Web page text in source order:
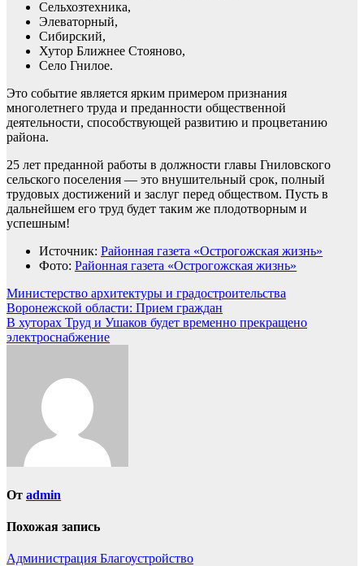
Сельхозтехника,
Элеваторный,
Сибирский,
Хутор Ближнее Стояново,
Село Гнилое.
Это событие является ярким примером признания
многолетнего труда и преданности общественной
деятельности, способствующей развитию и процветанию
района.
25 лет преданной работы в должности главы Гниловского
сельского поселения — это внушительный срок, полный
трудовых достижений и заслуг перед обществом. Пусть в
дальнейшем его труд будет таким же плодотворным и
успешным!
Источник: Районная газета «Острогожская жизнь»
Фото: Районная газета «Острогожская жизнь»
Навигация
по
записям
Министерство архитектуры и градостроительства
Воронежской области: Прием граждан
В хуторах Труд и Ушаков будет временно прекращено
электроснабжение
От admin
Похожая запись
Администрация Благоустройство